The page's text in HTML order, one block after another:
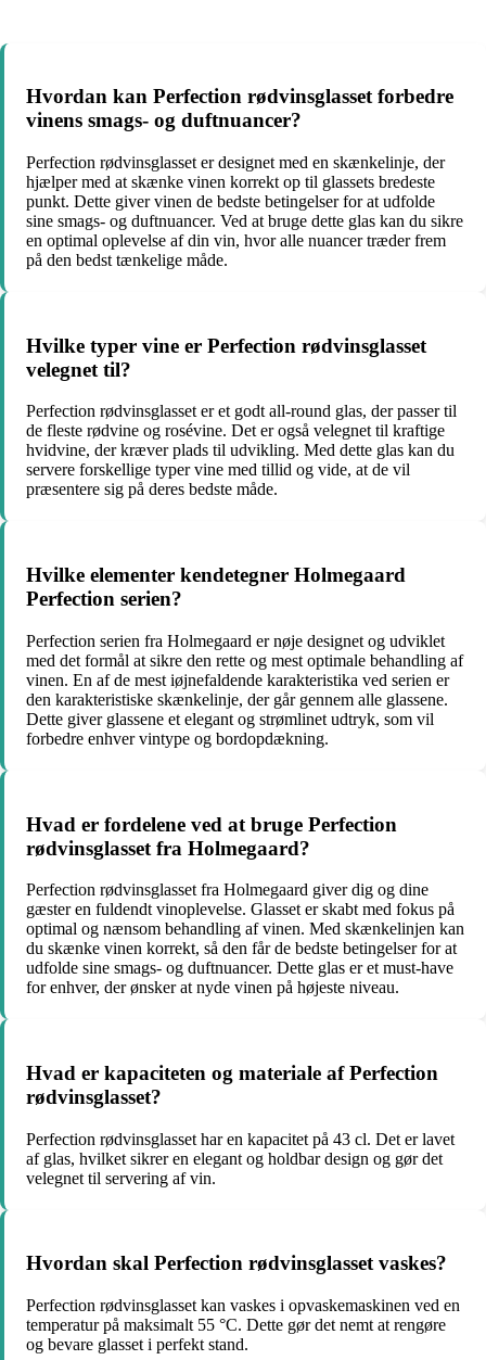
Hvordan kan Perfection rødvinsglasset forbedre
vinens smags- og duftnuancer?
Perfection rødvinsglasset er designet med en skænkelinje, der
hjælper med at skænke vinen korrekt op til glassets bredeste
punkt. Dette giver vinen de bedste betingelser for at udfolde
sine smags- og duftnuancer. Ved at bruge dette glas kan du sikre
en optimal oplevelse af din vin, hvor alle nuancer træder frem
på den bedst tænkelige måde.
Hvilke typer vine er Perfection rødvinsglasset
velegnet til?
Perfection rødvinsglasset er et godt all-round glas, der passer til
de fleste rødvine og rosévine. Det er også velegnet til kraftige
hvidvine, der kræver plads til udvikling. Med dette glas kan du
servere forskellige typer vine med tillid og vide, at de vil
præsentere sig på deres bedste måde.
Hvilke elementer kendetegner Holmegaard
Perfection serien?
Perfection serien fra Holmegaard er nøje designet og udviklet
med det formål at sikre den rette og mest optimale behandling af
vinen. En af de mest iøjnefaldende karakteristika ved serien er
den karakteristiske skænkelinje, der går gennem alle glassene.
Dette giver glassene et elegant og strømlinet udtryk, som vil
forbedre enhver vintype og bordopdækning.
Hvad er fordelene ved at bruge Perfection
rødvinsglasset fra Holmegaard?
Perfection rødvinsglasset fra Holmegaard giver dig og dine
gæster en fuldendt vinoplevelse. Glasset er skabt med fokus på
optimal og nænsom behandling af vinen. Med skænkelinjen kan
du skænke vinen korrekt, så den får de bedste betingelser for at
udfolde sine smags- og duftnuancer. Dette glas er et must-have
for enhver, der ønsker at nyde vinen på højeste niveau.
Hvad er kapaciteten og materiale af Perfection
rødvinsglasset?
Perfection rødvinsglasset har en kapacitet på 43 cl. Det er lavet
af glas, hvilket sikrer en elegant og holdbar design og gør det
velegnet til servering af vin.
Hvordan skal Perfection rødvinsglasset vaskes?
Perfection rødvinsglasset kan vaskes i opvaskemaskinen ved en
temperatur på maksimalt 55 °C. Dette gør det nemt at rengøre
og bevare glasset i perfekt stand.